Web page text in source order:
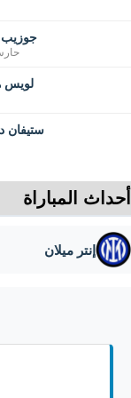
جوزيب
لويس
ستيفان
أحداث المباراة
إنتر ميلان